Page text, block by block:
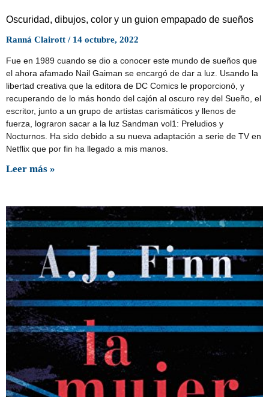
Oscuridad, dibujos, color y un guion empapado de sueños
Ranná Clairott 14 octubre, 2022
Fue en 1989 cuando se dio a conocer este mundo de sueños que
el ahora afamado Nail Gaiman se encargó de dar a luz. Usando la
libertad creativa que la editora de DC Comics le proporcionó, y
recuperando de lo más hondo del cajón al oscuro rey del Sueño, el
escritor, junto a un grupo de artistas carismáticos y llenos de
fuerza, lograron sacar a la luz Sandman vol1: Preludios y
Nocturnos. Ha sido debido a su nueva adaptación a serie de TV en
Netflix que por fin ha llegado a mis manos.
Leer más »